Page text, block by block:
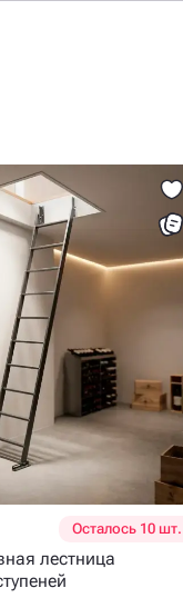
Осталось 10 шт.
лестница